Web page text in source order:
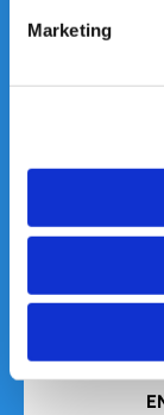
MarketingFlexible